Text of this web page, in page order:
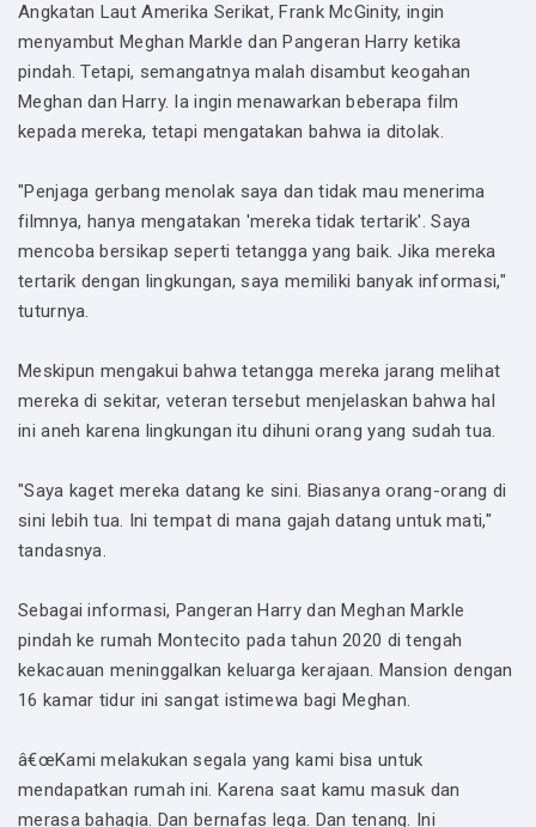
Angkatan Laut Amerika Serikat, Frank McGinity, ingin
menyambut Meghan Markle dan Pangeran Harry ketika
pindah. Tetapi, semangatnya malah disambut keogahan
Meghan dan Harry. Ia ingin menawarkan beberapa film
kepada mereka, tetapi mengatakan bahwa ia ditolak.
"Penjaga gerbang menolak saya dan tidak mau menerima
filmnya, hanya mengatakan 'mereka tidak tertarik'. Saya
mencoba bersikap seperti tetangga yang baik. Jika mereka
tertarik dengan lingkungan, saya memiliki banyak informasi,"
tuturnya.
Meskipun mengakui bahwa tetangga mereka jarang melihat
mereka di sekitar, veteran tersebut menjelaskan bahwa hal
ini aneh karena lingkungan itu dihuni orang yang sudah tua.
"Saya kaget mereka datang ke sini. Biasanya orang-orang di
sini lebih tua. Ini tempat di mana gajah datang untuk mati,"
tandasnya.
Sebagai informasi, Pangeran Harry dan Meghan Markle
pindah ke rumah Montecito pada tahun 2020 di tengah
kekacauan meninggalkan keluarga kerajaan. Mansion dengan
16 kamar tidur ini sangat istimewa bagi Meghan.
â€œKami melakukan segala yang kami bisa untuk
mendapatkan rumah ini. Karena saat kamu masuk dan
merasa bahagia. Dan bernafas lega. Dan tenang. Ini